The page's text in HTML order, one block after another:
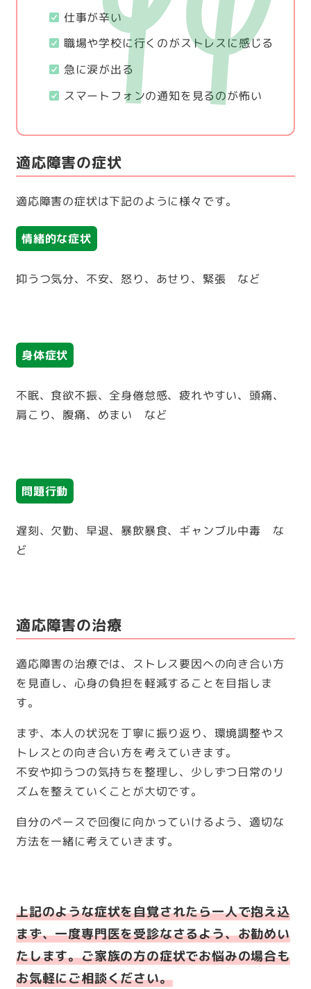
仕事が辛い
職場や学校に行くのがストレスに感じる
急に涙が出る
スマートフォンの通知を見るのが怖い
適応障害の症状
適応障害の症状は下記のように様々です。
情緒的な症状
抑うつ気分、不安、怒り、あせり、緊張 など
身体症状
不眠、食欲不振、全身倦怠感、疲れやすい、頭痛、
肩こり、腹痛、めまい など
問題行動
遅刻、欠勤、早退、暴飲暴食、ギャンブル中毒 な
ど
適応障害の治療
適応障害の治療では、ストレス要因への向き合い方
を見直し、心身の負担を軽減することを目指しま
す。
まず、本人の状況を丁寧に振り返り、環境調整やス
トレスとの向き合い方を考えていきます。
不安や抑うつの気持ちを整理し、少しずつ日常のリ
ズムを整えていくことが大切です。
自分のペースで回復に向かっていけるよう、適切な
方法を一緒に考えていきます。
上記のような症状を自覚されたら一人で抱え込
まず、一度専門医を受診なさるよう、お勧めい
たします。ご家族の方の症状でお悩みの場合も
お気軽にご相談ください。